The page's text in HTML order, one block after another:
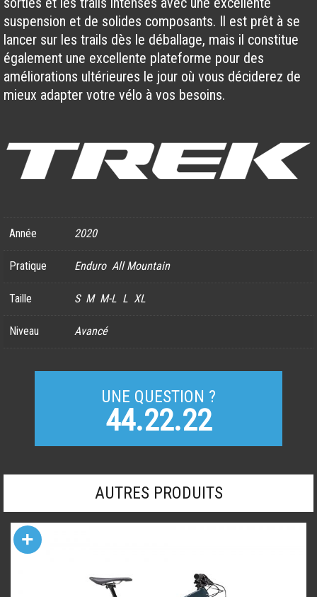
suspension et de solides composants. Il est prêt à se
lancer sur les trails dès le déballage, mais il constitue
également une excellente plateforme pour des
améliorations ultérieures le jour où vous déciderez de
mieux adapter votre vélo à vos besoins.
Année 2020
Pratique Enduro All Mountain
Taille S M M-L L XL
Niveau Avancé
UNE QUESTION ?
44.22.22
AUTRES PRODUITS
+